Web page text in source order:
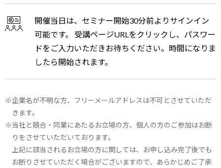
開催当日は、セミナー開始30分前よりサインイン
可能です。 受講ページURLをクリックし、パスワー
ドをご入力いただきお待ちください。時間になりま
したら開始されます。
企業名が不明な方、フリーメールアドレスは不可とさせていただ
きます。
当社と競合・同業にあたるお立場の方、個人の方のご参加はお断
りをさせていただいております。
上記に該当されるお立場の方に関しては、お申し込み完了後でも
お断りさせていただく場合がございますので、あらかじめご了承